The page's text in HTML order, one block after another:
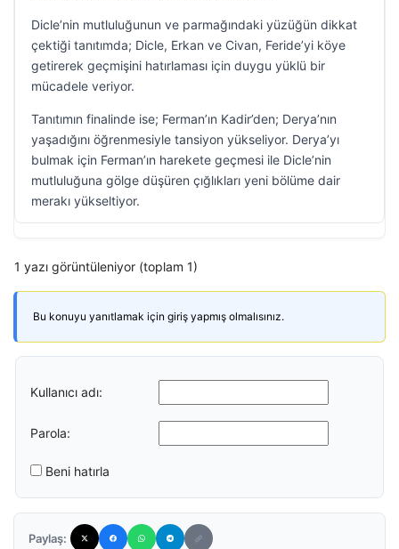
Dicle’nin mutluluğunun ve parmağındaki yüzüğün dikkat
çektiği tanıtımda; Dicle, Erkan ve Civan, Feride’yi köye
getirerek geçmişini hatırlaması için duygu yüklü bir
mücadele veriyor.
Tanıtımın finalinde ise; Ferman’ın Kadir’den; Derya’nın
yaşadığını öğrenmesiyle tansiyon yükseliyor. Derya’yı
bulmak için Ferman’ın harekete geçmesi ile Dicle’nin
mutluluğuna gölge düşüren çığlıkları yeni bölüme dair
merakı yükseltiyor.
1 yazı görüntüleniyor (toplam 1)
Bu konuyu yanıtlamak için giriş yapmış olmalısınız.
Kullanıcı adı:
Parola:
Beni hatırla
Paylaş: